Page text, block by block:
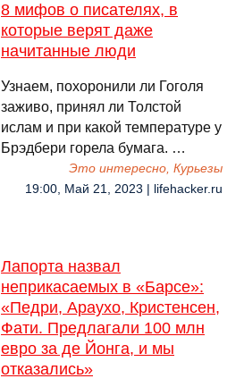
8 мифов о писателях, в
которые верят даже
начитанные люди
Узнаем, похоронили ли Гоголя
заживо, принял ли Толстой
ислам и при какой температуре у
Брэдбери горела бумага. …
Это интересно, Курьезы
19:00, Май 21, 2023 | lifehacker.ru
Лапорта назвал
неприкасаемых в «Барсе»:
«Педри, Араухо, Кристенсен,
Фати. Предлагали 100 млн
евро за де Йонга, и мы
отказались»